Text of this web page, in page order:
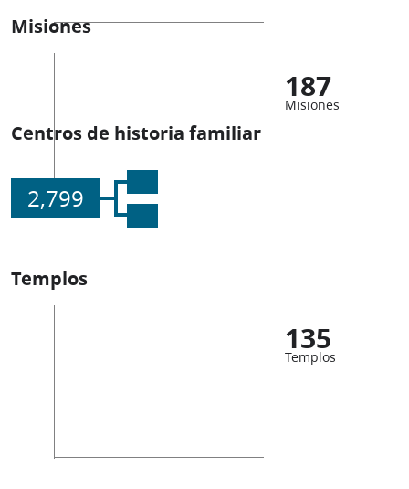
Misiones
187
Misiones
Centros de historia familiar
2,799
Templos
135
Templos